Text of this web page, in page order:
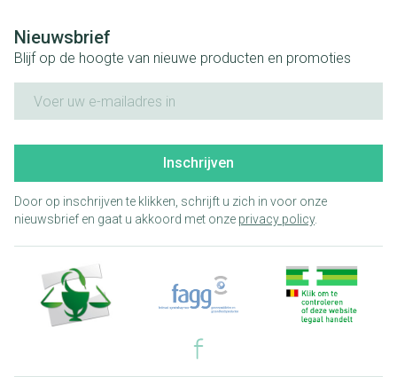
Nieuwsbrief
Blijf op de hoogte van nieuwe producten en promoties
Inschrijven
Door op inschrijven te klikken, schrijft u zich in voor onze
nieuwsbrief en gaat u akkoord met onze privacy policy.